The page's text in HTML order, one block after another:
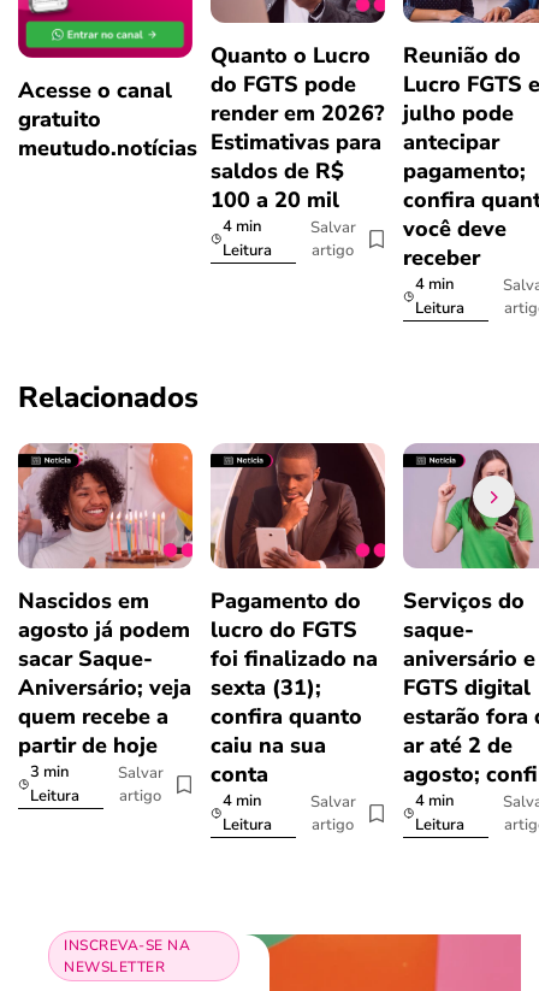
Acesse o canal
gratuito
meutudo.notícias
Quanto o Lucro
do FGTS pode
render em 2026?
Estimativas para
saldos de R$
100 a 20 mil
4 min
Leitura
Salvar
artigo
Reunião do
Lucro FGTS
julho pode
antecipar
pagamento;
confira
você deve
receber
4 min
Leitura
Relacionados
Nascidos em
agosto já podem
sacar Saque-
Aniversário; veja
quem recebe a
partir de hoje
3 min
Leitura
Salvar
artigo
Pagamento do
lucro do FGTS
foi finalizado na
sexta (31);
confira quanto
caiu na sua
conta
4 min
Leitura
Salvar
artigo
Serviços do
saque-
aniversário e
FGTS digital
estarão fora
ar até 2 de
agosto;
4 min
Leitura
INSCREVA-SE NA
NEWSLETTER